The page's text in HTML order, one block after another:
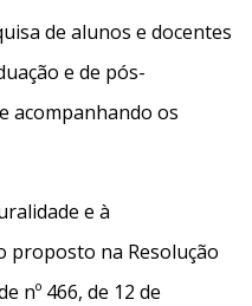
de alunos e docentes
e de pós-
acompanhando os
e à
proposto na Resolução
nº 466, de 12 de